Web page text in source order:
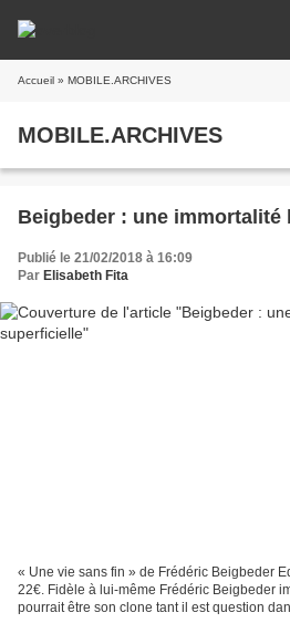
Accueil » MOBILE.ARCHIVES
MOBILE.ARCHIVES
Beigbeder : une
Publié le 21/02/2018 à 16:09
Par Elisabeth Fita
« Une vie sans fin » de Frédéric Beigbeder
22€. Fidèle à lui-même Frédéric Beigbeder
pourrait être son clone tant il est question